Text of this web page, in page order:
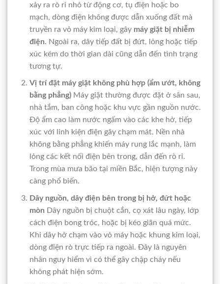
xảy ra rò rỉ nhỏ từ động cơ, tụ điện hoặc bo
mạch, dòng điện không được dẫn xuống đất mà
truyền ra vỏ máy kim loại, gây máy giặt bị nhiễm
điện. Ngoài ra, dây tiếp đất bị đứt, lỏng hoặc tiếp
xúc kém do thời gian dài cũng dẫn đến tình trạng
tương tự.
Vị trí đặt máy giặt không phù hợp (ẩm ướt, không
bằng phẳng)Máy giặt thường được đặt ở sân sau,
nhà tắm, ban công hoặc khu vực gần nguồn nước.
Độ ẩm cao làm nước ngấm vào các khe hở, tiếp
xúc với linh kiện điện gây chạm mát. Nền nhà
không bằng phẳng khiến máy rung lắc mạnh, làm
lỏng các kết nối điện bên trong, dẫn đến rò rỉ.
Trong mùa mưa bão tại miền Bắc, hiện tượng này
càng phổ biến.
Dây nguồn, dây điện bên trong bị hở, đứt hoặc
mòn Dây nguồn bị chuột cắn, cọ xát lâu ngày, lớp
cách điện bong tróc, hoặc bị kéo giãn quá mức.
Khi dây hở chạm vào vỏ máy hoặc khung kim loại,
dòng điện rò trực tiếp ra ngoài. Đây là nguyên
nhân nguy hiểm vì có thể gây chập cháy nếu
không phát hiện sớm.